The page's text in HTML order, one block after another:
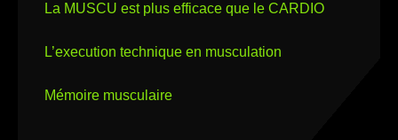
La MUSCU est plus efficace que le CARDIO
L’execution technique en musculation
Mémoire musculaire